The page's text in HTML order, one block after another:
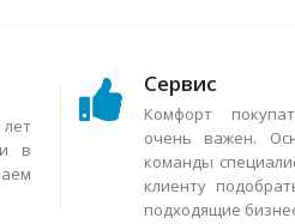
в
Сервис
Комфорт
очень важен.
команды
клиенту
подходящие